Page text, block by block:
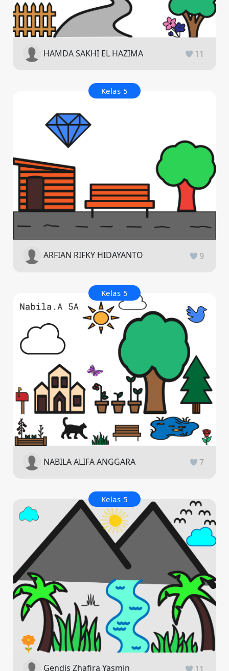
HAMDA SAKHI EL HAZIMA 11
Kelas 5
ARFIAN RIFKY HIDAYANTO 9
Kelas 5
NABILA ALIFA ANGGARA 7
Kelas 5
Gendis Zhafira Yasmin